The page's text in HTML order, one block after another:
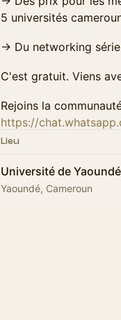
5 universités
→ Du networking
C'est gratuit. Viens
Rejoins la
https://
Lieu
Université de Yaoundé
Yaoundé, Cameroun